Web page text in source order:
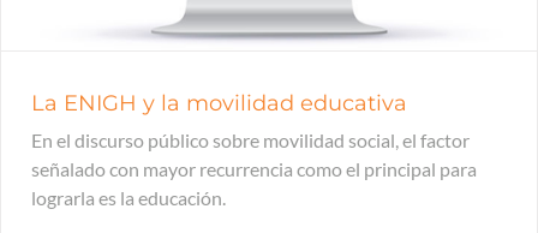
La ENIGH y la movilidad educativa
En el discurso público sobre movilidad social, el factor
señalado con mayor recurrencia como el principal para
lograrla es la educación.